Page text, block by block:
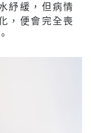
紓緩，但病情
，便會完全喪